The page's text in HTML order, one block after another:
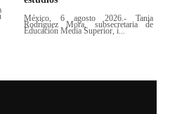
México, 6 agosto 2026.- Tania
Rodríguez Mora, subsecretaria de
Educación Media Superior, i...